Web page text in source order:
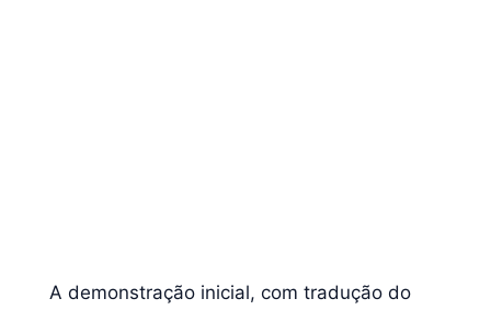
A demonstração inicial, com tradução do